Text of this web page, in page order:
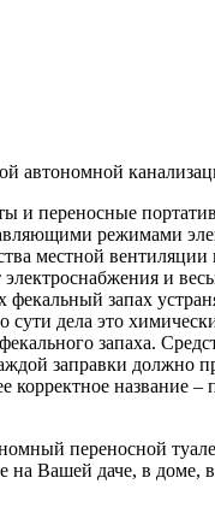
и переносные
режимами
местной вентиляции
и
запах
сути дела это
запаха.
заправки должно
корректное название –
переносной
Вашей даче, в доме,